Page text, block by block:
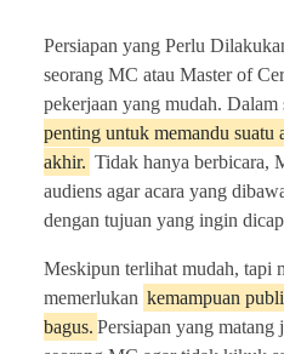
Persiapan yang Perlu
seorang MC atau Master of
pekerjaan yang mudah. Dalam
penting untuk memandu suatu
akhir. Tidak hanya berbicara,
audiens agar acara yang
dengan tujuan yang ingin
Meskipun terlihat mudah, tapi
memerlukan kemampuan
bagus. Persiapan yang